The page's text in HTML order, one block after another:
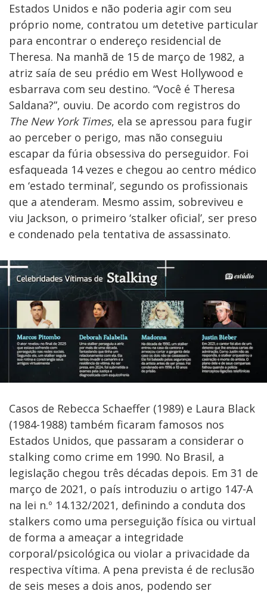
Estados Unidos e não poderia agir com seu
próprio nome, contratou um detetive particular
para encontrar o endereço residencial de
Theresa. Na manhã de 15 de março de 1982, a
atriz saía de seu prédio em West Hollywood e
esbarrava com seu destino. “Você é Theresa
Saldana?”, ouviu. De acordo com registros do
The New York Times, ela se apressou para fugir
ao perceber o perigo, mas não conseguiu
escapar da fúria obsessiva do perseguidor. Foi
esfaqueada 14 vezes e chegou ao centro médico
em ‘estado terminal’, segundo os profissionais
que a atenderam. Mesmo assim, sobreviveu e
viu Jackson, o primeiro ‘stalker oficial’, ser preso
e condenado pela tentativa de assassinato.
Casos de Rebecca Schaeffer (1989) e Laura Black
(1984-1988) também ficaram famosos nos
Estados Unidos, que passaram a considerar o
stalking como crime em 1990. No Brasil, a
legislação chegou três décadas depois. Em 31 de
março de 2021, o país introduziu o artigo 147-A
na lei n.º 14.132/2021, definindo a conduta dos
stalkers como uma perseguição física ou virtual
de forma a ameaçar a integridade
corporal/psicológica ou violar a privacidade da
respectiva vítima. A pena prevista é de reclusão
de seis meses a dois anos, podendo ser